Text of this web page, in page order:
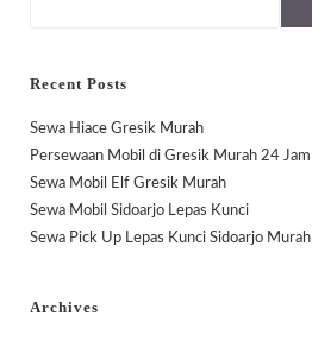
Recent Posts
Sewa Hiace Gresik Murah
Persewaan Mobil di Gresik Murah 24 Jam
Sewa Mobil Elf Gresik Murah
Sewa Mobil Sidoarjo Lepas Kunci
Sewa Pick Up Lepas Kunci Sidoarjo Murah
Archives